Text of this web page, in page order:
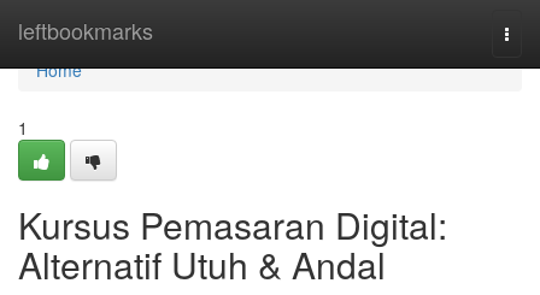
leftbookmarks
Home
Home
1
Kursus Pemasaran Digital:
Alternatif Utuh & Andal